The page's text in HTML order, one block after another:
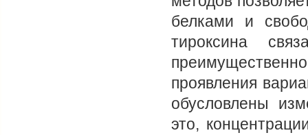
белками и
тироксина
проявления
обусловлены
это,